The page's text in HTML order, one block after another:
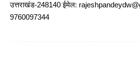
उत्तराखंड-248140 ईमेल:
9760097344